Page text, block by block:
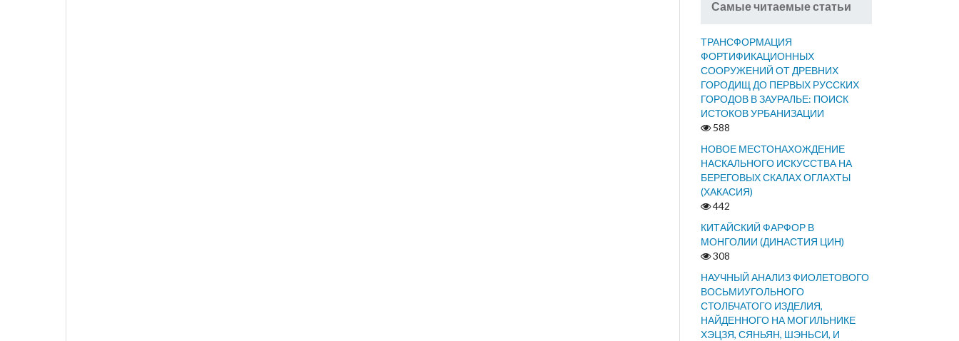
Самые читаемые статьи
ТРАНСФОРМАЦИЯ
ФОРТИФИКАЦИОННЫХ
СООРУЖЕНИЙ ОТ ДРЕВНИХ
ГОРОДИЩ ДО ПЕРВЫХ РУССКИХ
ГОРОДОВ В ЗАУРАЛЬЕ: ПОИСК
ИСТОКОВ УРБАНИЗАЦИИ
588
НОВОЕ МЕСТОНАХОЖДЕНИЕ
НАСКАЛЬНОГО ИСКУССТВА НА
БЕРЕГОВЫХ СКАЛАХ ОГЛАХТЫ
(ХАКАСИЯ)
442
КИТАЙСКИЙ ФАРФОР В
МОНГОЛИИ (ДИНАСТИЯ ЦИН)
308
НАУЧНЫЙ АНАЛИЗ ФИОЛЕТОВОГО
ВОСЬМИУГОЛЬНОГО
СТОЛБЧАТОГО ИЗДЕЛИЯ,
НАЙДЕННОГО НА МОГИЛЬНИКЕ
ХЭЦЗЯ, СЯНЬЯН, ШЭНЬСИ, И